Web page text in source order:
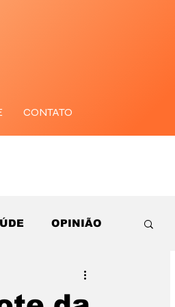
CONTATO
OPINIÃO